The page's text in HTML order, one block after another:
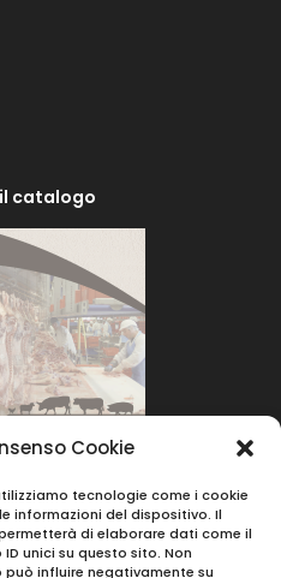
Cookie
tecnologie come i cookie
informazioni del dispositivo. Il
di elaborare dati come il
unici su questo sito. Non
influire negativamente su
catalogo